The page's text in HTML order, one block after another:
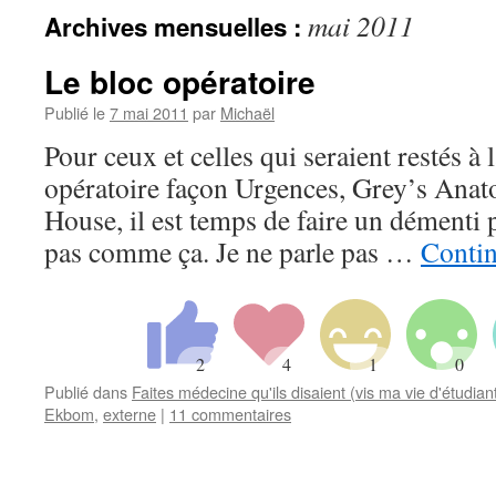
au
contenu
Archives mensuelles : mai 2011
Le bloc opératoire
Publié le7 mai 2011 par Michaël
Pour ceux et celles qui seraient restés
opératoire façon Urgences, Grey’s
House, il est temps de faire un démenti
pas comme ça. Je ne parle pas …
Publié dans Faites médecine qu'ils disaient (vis ma vie
Ekbom, externe | 11 commentaires